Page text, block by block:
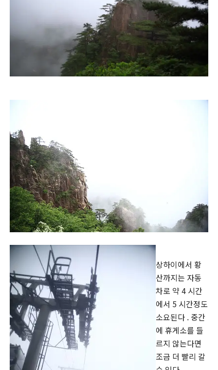
상하이에서 황
산까지는 자동
차로 약 4 시간
에서 5 시간정도
소요된다 . 중간
에 휴게소를 들
르지 않는다면
조금 더 빨리 갈